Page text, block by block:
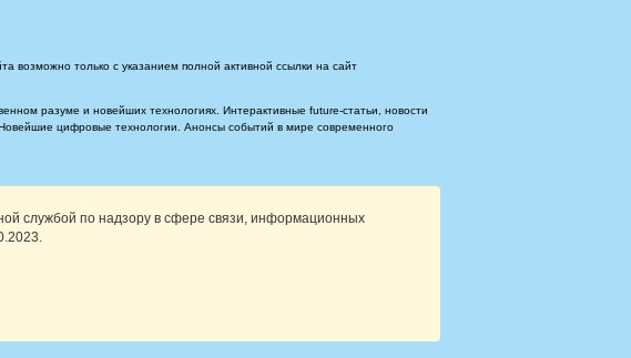
возможно только с указанием полной активной ссылки на сайт
разуме и новейших технологиях. Интерактивные future-статьи, новости
Новейшие цифровые технологии. Анонсы событий в мире современного
службой по надзору в сфере связи, информационных